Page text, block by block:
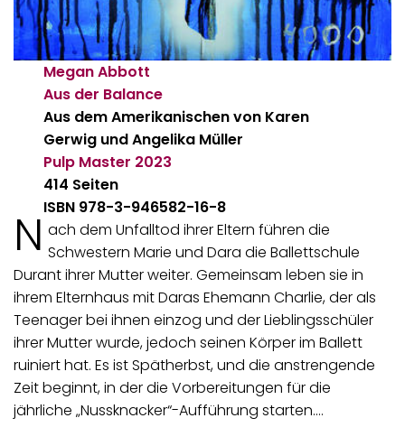
Megan Abbott
Aus der Balance
Aus dem Amerikanischen von Karen
Gerwig und Angelika Müller
Pulp Master 2023
414 Seiten
ISBN 978-3-946582-16-8
N ach dem Unfalltod ihrer Eltern führen die
Schwestern Marie und Dara die Ballettschule
Durant ihrer Mutter weiter. Gemeinsam leben sie in
ihrem Elternhaus mit Daras Ehemann Charlie, der als
Teenager bei ihnen einzog und der Lieblingsschüler
ihrer Mutter wurde, jedoch seinen Körper im Ballett
ruiniert hat. Es ist Spätherbst, und die anstrengende
Zeit beginnt, in der die Vorbereitungen für die
jährliche „Nussknacker“-Aufführung starten.…